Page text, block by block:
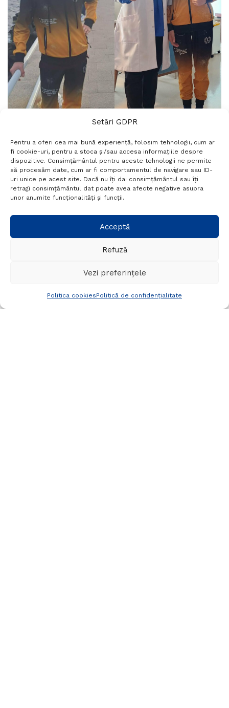
Setări GDPR
Pentru a oferi cea mai bună experiență, folosim tehnologii, cum ar
fi cookie-uri, pentru a stoca și/sau accesa informațiile despre
dispozitive. Consimțământul pentru aceste tehnologii ne permite
să procesăm date, cum ar fi comportamentul de navigare sau ID-
uri unice pe acest site. Dacă nu îți dai consimțământul sau îți
retragi consimțământul dat poate avea afecte negative asupra
unor anumite funcționalități și funcții.
Acceptă
Refuză
Vezi preferințele
Politica cookiesPolitică de confidențialitate